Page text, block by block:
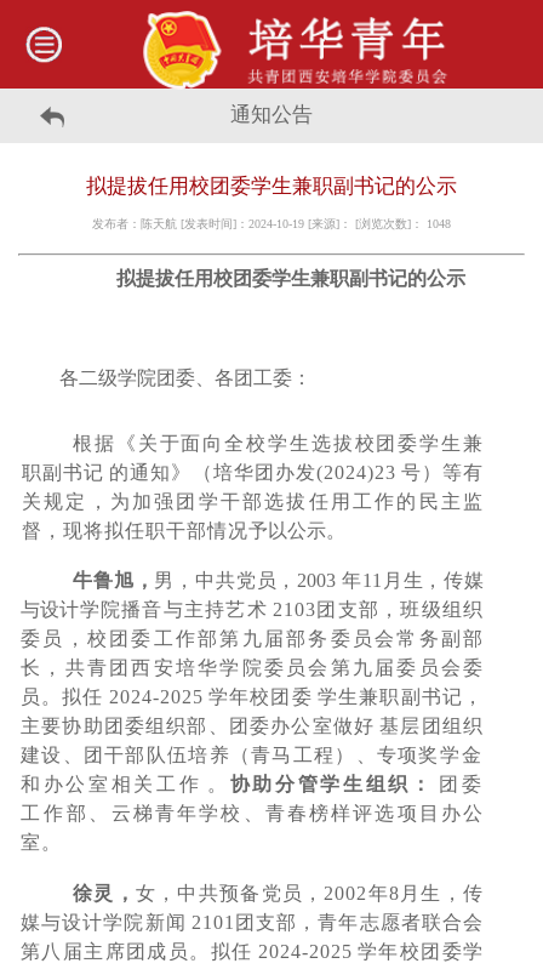
通知公告
拟提拔任用校团委学生兼职副书记的公示
发布者：陈天航 [发表时间]：2024-10-19 [来源]： [浏览次数]： 1048
拟提拔任用校团委学生兼职副书记的公示
各二级学院团委、各团工委：
根据《关于面向全校学生选拔校团委学生兼
职副书记 的通知》 （培华团办发(2024)23 号） 等有
关规定，为加强 团学干部选拔任用工作的民主监
督，现将拟任职干部情况予以公示。
牛鲁旭， 男， 中共党员， 2003 年11 月生，传媒
与设计学院播音与主持艺术 2103团支部，班级组织
委员，校团委 工作部第九届部务委员会常务副部
长，共青团西安培华学 院委员会第九届委员会委
员 。拟任 2024-2025 学年校团委 学生兼职副书记，
主要协助团委组织部、
团委办公室做好 基层团组织
建设、
团干部队伍培养（青马工程） 、专项奖学金
和办公室相关工作 。 协助分管学生组织：
团委
工作部、云梯青年学校、青春榜样评选项目办公
室。
徐灵， 女， 中共预备党员， 2002年8 月生，传
媒与设计学院新闻 2101团支部，青年志愿者联合会
第八届主席团 成员。拟任 2024-2025 学年校团委学